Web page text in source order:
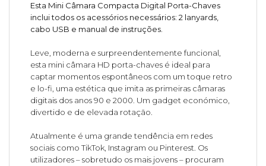
Esta Mini Câmara Compacta Digital Porta-Chaves
inclui todos os acessórios necessários: 2 lanyards,
cabo USB e manual de instruções.
Leve, moderna e surpreendentemente funcional,
esta mini câmara HD porta-chaves é ideal para
captar momentos espontâneos com um toque retro
e lo-fi, uma estética que imita as primeiras câmaras
digitais dos anos 90 e 2000. Um gadget económico,
divertido e de elevada rotação.
Atualmente é uma grande tendência em redes
sociais como TikTok, Instagram ou Pinterest. Os
utilizadores – sobretudo os mais jovens – procuram